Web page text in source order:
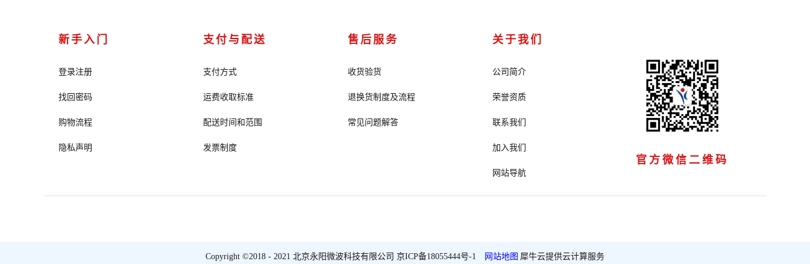
新手入门
登录注册
找回密码
购物流程
隐私声明
支付与配送
支付方式
运费收取标准
配送时间和范围
发票制度
售后服务
收货验货
退换货制度及流程
常见问题解答
关于我们
公司简介
荣誉资质
联系我们
加入我们
网站导航
官方微信二维码
Copyright ©2018 - 2021 北京永阳微波科技有限公司 京ICP备18055444号-1 网站地图 犀牛云提供云计算服务